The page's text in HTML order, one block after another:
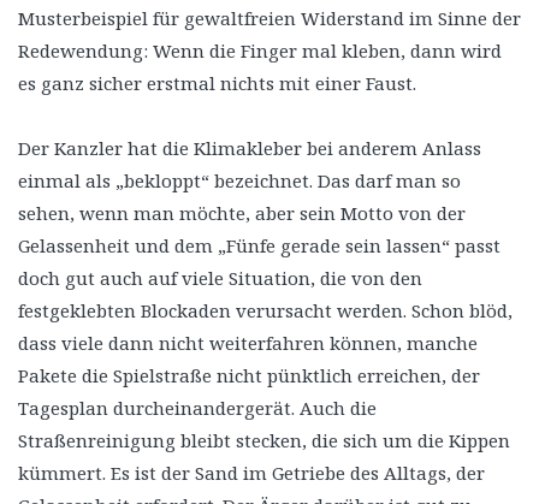
Musterbeispiel für gewaltfreien Widerstand im Sinne der
Redewendung: Wenn die Finger mal kleben, dann wird
es ganz sicher erstmal nichts mit einer Faust.
Der Kanzler hat die Klimakleber bei anderem Anlass
einmal als „bekloppt“ bezeichnet. Das darf man so
sehen, wenn man möchte, aber sein Motto von der
Gelassenheit und dem „Fünfe gerade sein lassen“ passt
doch gut auch auf viele Situation, die von den
festgeklebten Blockaden verursacht werden. Schon blöd,
dass viele dann nicht weiterfahren können, manche
Pakete die Spielstraße nicht pünktlich erreichen, der
Tagesplan durcheinandergerät. Auch die
Straßenreinigung bleibt stecken, die sich um die Kippen
kümmert. Es ist der Sand im Getriebe des Alltags, der